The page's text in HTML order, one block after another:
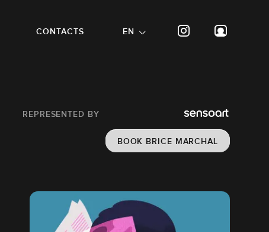
CONTACTS EN
REPRESENTED BY
BOOK BRICE MARCHAL